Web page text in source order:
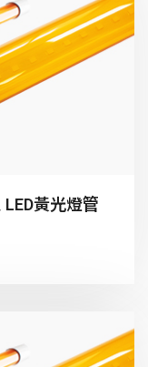
黃光燈管